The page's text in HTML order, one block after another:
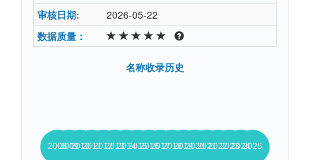
审核日期:
2026-05-22
数据质量：
名称收录历史